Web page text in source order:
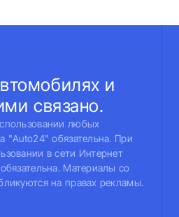
и
связано.
любых
"Auto24" обязательна. При
в сети Интернет
Материалы со
на правах рекламы.